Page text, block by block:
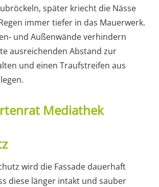
später kriecht die Nässe
immer tiefer in das Mauerwerk.
und Außenwände verhindern
ausreichenden Abstand zur
und einen Traufstreifen aus
Mediathek
wird die Fassade dauerhaft
diese länger intakt und sauber